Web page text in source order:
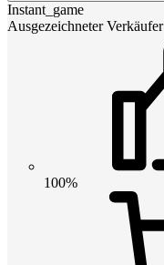
Instant_game
Ausgezeichneter Verkäufer
100%